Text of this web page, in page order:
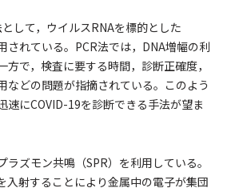
して，ウイルスRNAを標的とした
されている。PCR法では，DNA増幅の利
で，検査に要する時間，診断正確度，
などの問題が指摘されている。このよう
速にCOVID-19を診断できる手法が望ま
ズモン共鳴（SPR）を利用している。
入射することにより金属中の電子が集団